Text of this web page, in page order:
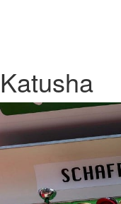
Katusha